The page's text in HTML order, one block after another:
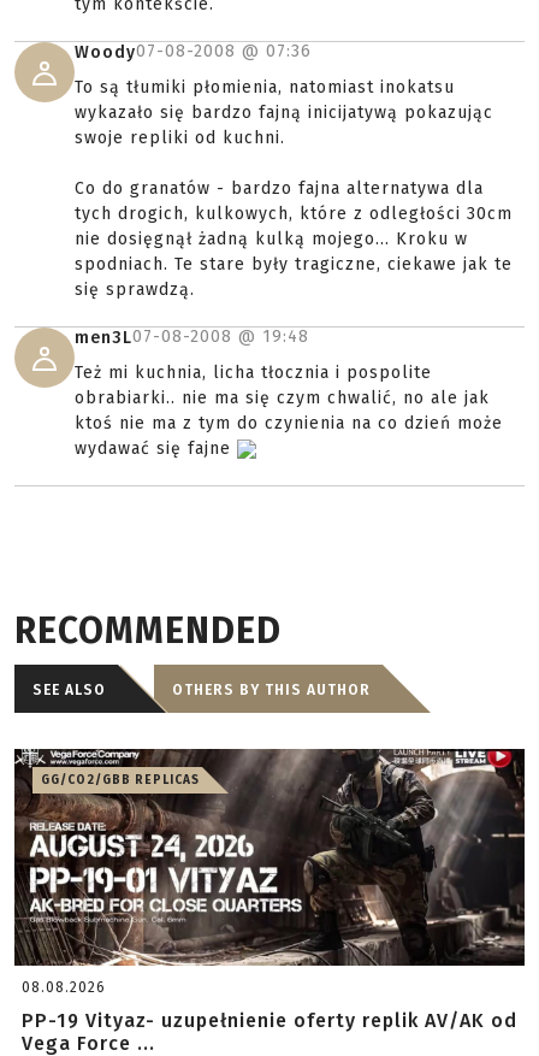
tym kontekście.
Woody07-08-2008 @ 07:36
To są tłumiki płomienia, natomiast inokatsu
wykazało się bardzo fajną inicijatywą pokazując
swoje repliki od kuchni.
Co do granatów - bardzo fajna alternatywa dla
tych drogich, kulkowych, które z odległości 30cm
nie dosięgnął żadną kulką mojego... Kroku w
spodniach. Te stare były tragiczne, ciekawe jak te
się sprawdzą.
men3L07-08-2008 @ 19:48
Też mi kuchnia, licha tłocznia i pospolite
obrabiarki.. nie ma się czym chwalić, no ale jak
ktoś nie ma z tym do czynienia na co dzień może
wydawać się fajne
RECOMMENDED
SEE ALSO OTHERS BY THIS AUTHOR
GG/CO2/GBB REPLICAS
08.08.2026
PP-19 Vityaz- uzupełnienie oferty replik AV/AK od
Vega Force ...